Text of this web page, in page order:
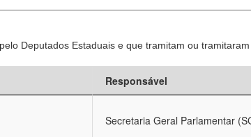
Deputados Estaduais e que tramitam ou
Responsável
Secretaria Geral Parlamentar